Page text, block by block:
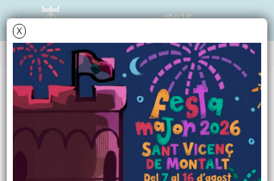
X
AGENDA
Dimarts19 novembre 2013
La xarxa en el nostre
dia a dia